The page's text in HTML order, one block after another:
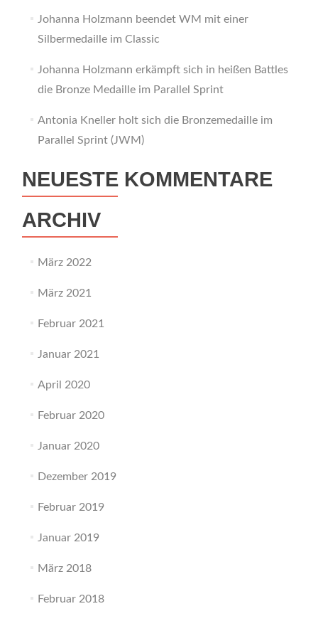
Johanna Holzmann beendet WM mit einer
Silbermedaille im Classic
Johanna Holzmann erkämpft sich in heißen Battles
die Bronze Medaille im Parallel Sprint
Antonia Kneller holt sich die Bronzemedaille im
Parallel Sprint (JWM)
NEUESTE KOMMENTARE
ARCHIV
März 2022
März 2021
Februar 2021
Januar 2021
April 2020
Februar 2020
Januar 2020
Dezember 2019
Februar 2019
Januar 2019
März 2018
Februar 2018